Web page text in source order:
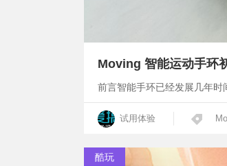
Moving 智能运动手环
前言智能手环已经发展几年
试用体验
酷玩